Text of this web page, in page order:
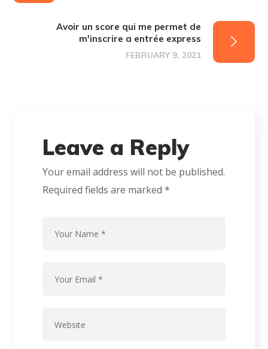
Avoir un score qui me permet de
m'inscrire a entrée express
FEBRUARY 9, 2021
Leave a Reply
Your email address will not be published.
Required fields are marked*